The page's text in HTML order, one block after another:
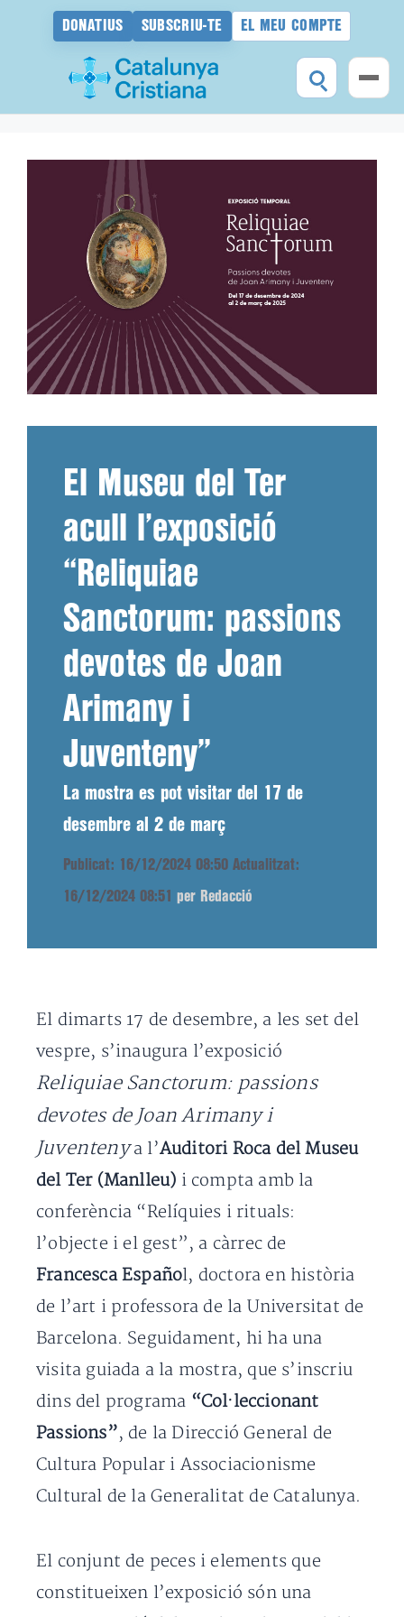
DONATIUS SUBSCRIU-TE EL MEU COMPTE
El Museu del Ter
acull l’exposició
“Reliquiae
Sanctorum: passions
devotes de Joan
Arimany i
Juventeny”
La mostra es pot visitar del 17 de
desembre al 2 de març
Publicat: 16/12/2024 08:50 Actualitzat:
16/12/2024 08:51 per Redacció
El dimarts 17 de desembre, a les set del
vespre, s’inaugura l’exposició
Reliquiae Sanctorum: passions
devotes de Joan Arimany i
Juventenya l’Auditori Roca del Museu
del Ter (Manlleu) i compta amb la
conferència “Relíquies i rituals:
l’objecte i el gest”, a càrrec de
Francesca Español, doctora en història
de l’art i professora de la Universitat de
Barcelona. Seguidament, hi ha una
visita guiada a la mostra, que s’inscriu
dins del programa “Col·leccionant
Passions”, de la Direcció General de
Cultura Popular i Associacionisme
Cultural de la Generalitat de Catalunya.
El conjunt de peces i elements que
constitueixen l’exposició són una